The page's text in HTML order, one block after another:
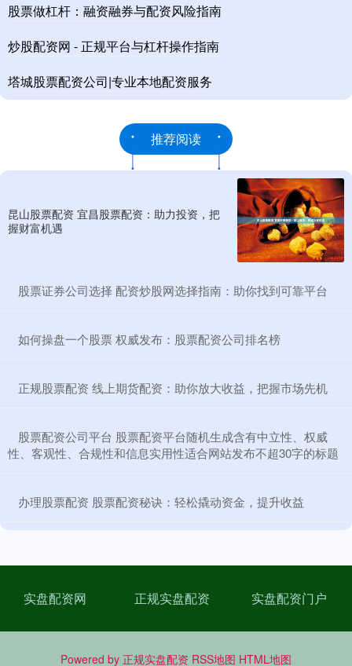
股票做杠杆：融资融券与配资风险指南
炒股配资网 - 正规平台与杠杆操作指南
塔城股票配资公司|专业本地配资服务
推荐阅读
昆山股票配资 宜昌股票配资：助力投资，把
握财富机遇
​股票证券公司选择 配资炒股网选择指南：助你找到可靠平台
​如何操盘一个股票 权威发布：股票配资公司排名榜
​正规股票配资 线上期货配资：助你放大收益，把握市场先机
​股票配资公司平台 股票配资平台随机生成含有中立性、权威
性、客观性、合规性和信息实用性适合网站发布不超30字的标题
​办理股票配资 股票配资秘诀：轻松撬动资金，提升收益
实盘配资网 正规实盘配资 实盘配资门户
Powered by 正规实盘配资 RSS地图 HTML地图